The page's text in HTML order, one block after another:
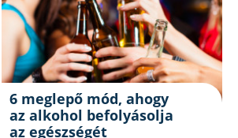
PARTNEREINK
KAPCSOLAT
info@foteldoki.hu Süti beállítások
6 meglepő mód, ahogy
az alkohol befolyásolja
az egészségét